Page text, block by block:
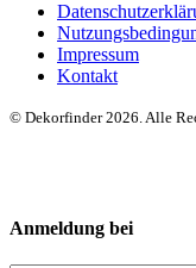
Impressum
Kontakt
© Dekorfinder 2026. Alle
Anmeldung bei